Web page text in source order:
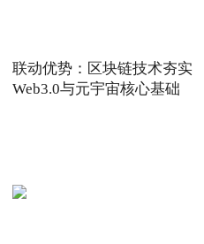
联动优势：区块链技术夯实
Web3.0与元宇宙核心基础